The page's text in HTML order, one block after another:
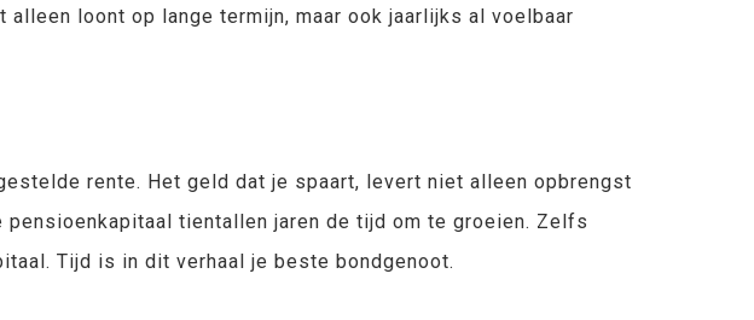
loont op lange termijn, maar ook jaarlijks al voelbaar
rente. Het geld dat je spaart, levert niet alleen opbrengst
tientallen jaren de tijd om te groeien. Zelfs
Tijd is in dit verhaal je beste bondgenoot.